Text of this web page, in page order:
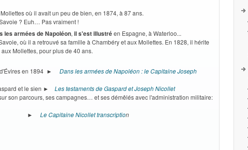
où il avait un peu de bien, en 1874, à 87 ans.
? Euh… Pas vraiment !
les armées de Napoléon, il s'est illustréen Espagne, à Waterloo...
où il a retrouvé sa famille à Chambéry et aux Mollettes. En 1828, il hérite
Mollettes, pour plus de 40 ans.
d'Évires en 1894 ► Dans les armées de Napoléon : le Capitaine Joseph
et le sien ► Les testaments de Gaspard et Joseph Nicollet
son parcours, ses campagnes… et ses démêlés avec l'administration militaire:
: ► Le Capitaine Nicollet transcription